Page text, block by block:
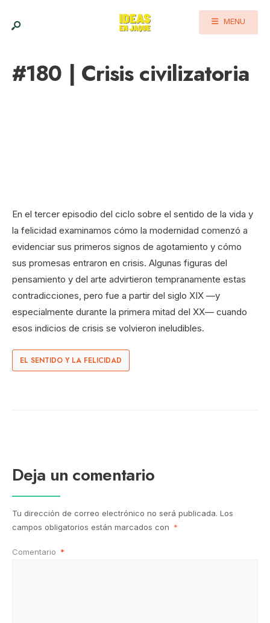
MENU
#180 | Crisis civilizatoria
En el tercer episodio del ciclo sobre el sentido de la vida y
la felicidad examinamos cómo la modernidad comenzó a
evidenciar sus primeros signos de agotamiento y cómo
sus promesas entraron en crisis. Algunas figuras del
pensamiento y del arte advirtieron tempranamente estas
contradicciones, pero fue a partir del siglo XIX —y
especialmente durante la primera mitad del XX— cuando
esos indicios de crisis se volvieron ineludibles.
EL SENTIDO Y LA FELICIDAD
Deja un comentario
Tu dirección de correo electrónico no será publicada. Los
campos obligatorios están marcados con *
Comentario *